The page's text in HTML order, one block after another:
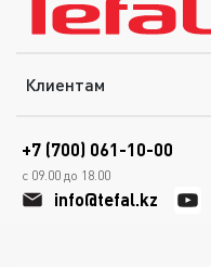
Клиентам
+7 (700) 061-10-00
с 09.00 до 18.00
info@tefal.kz